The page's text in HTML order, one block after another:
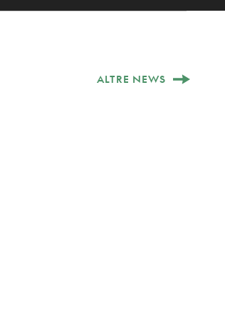
ALTRE NEWS